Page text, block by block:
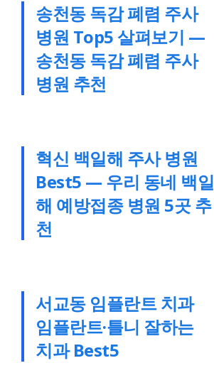
송천동 독감 폐렴 주사
병원 Top5 살펴보기 —
송천동 독감 폐렴 주사
병원 추천
혁신 백일해 주사 병원
Best5 — 우리 동네 백일
해 예방접종 병원 5곳 추
천
서교동 임플란트 치과
임플란트·틀니 잘하는
치과 Best5